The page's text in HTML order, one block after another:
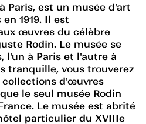
Paris, est un musée d'art
1919. Il est
œuvres du célèbre
Rodin. Le musée se
l'un à Paris et l'autre à
tranquille, vous trouverez
collections d'œuvres
le seul musée Rodin
Le musée est abrité
particulier du XVIIIe